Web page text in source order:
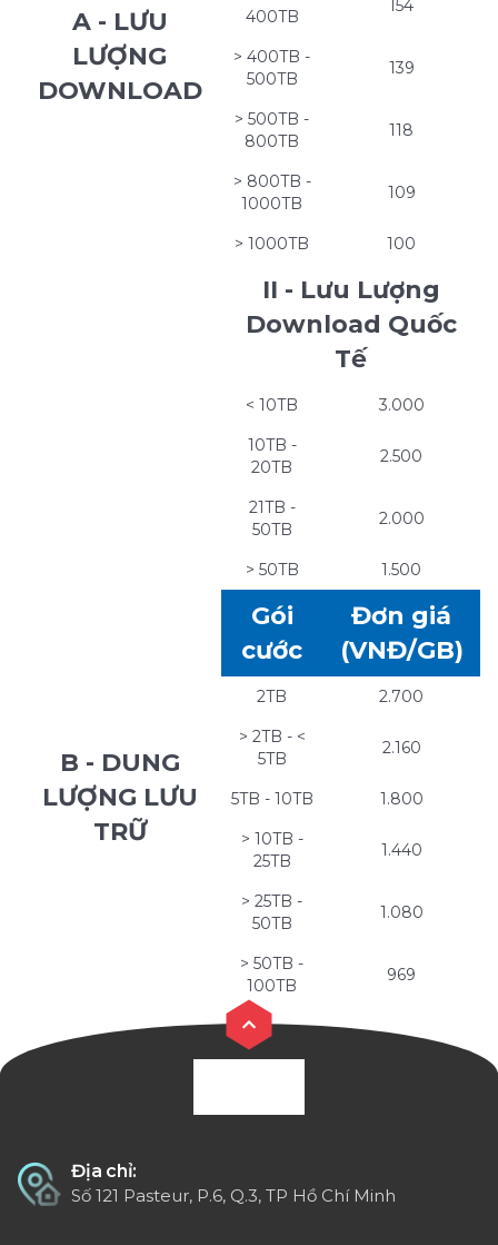
A - LƯU
LƯỢNG
DOWNLOAD
400TB
154
> 400TB -
500TB
139
> 500TB -
800TB
118
> 800TB -
1000TB
109
> 1000TB 100
II - Lưu Lượng
Download Quốc
Tế
< 10TB
3.000
10TB -
20TB
2.500
21TB -
50TB
2.000
> 50TB 1.500
B - DUNG
LƯỢNG LƯU
TRỮ
Gói
cước
Đơn giá
(VNĐ/GB)
2TB
2.700
> 2TB - <
5TB
2.160
5TB - 10TB
1.800
> 10TB -
25TB
1.440
> 25TB -
50TB
1.080
> 50TB -
100TB
969
Địa chỉ:
Số 121 Pasteur, P.6, Q.3, TP Hồ Chí Minh